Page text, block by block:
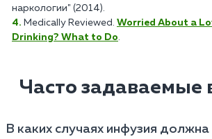
наркологии" (2014).
Medically Reviewed. Worried About a
Drinking? What to Do.
Часто задаваемые
В каких случаях инфузия должна